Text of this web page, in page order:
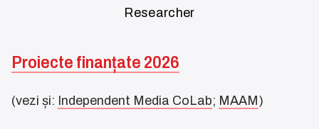
Researcher
Proiecte finanțate 2026
(vezi și: Independent Media CoLab; MAAM )